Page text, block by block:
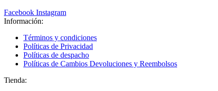
Facebook Instagram
Información:
Términos y condiciones
Políticas de Privacidad
Políticas de despacho
Políticas de Cambios Devoluciones y Reembolsos
Tienda: